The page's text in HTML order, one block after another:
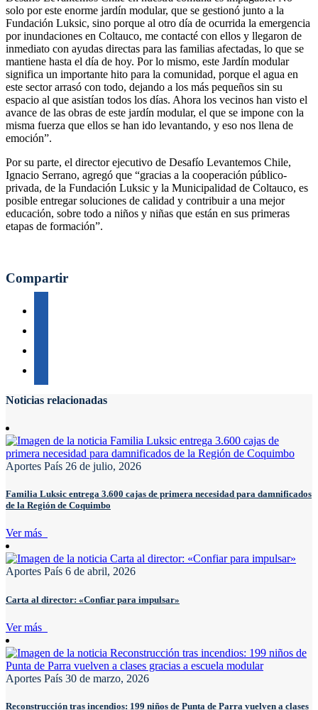
solo por este enorme jardín modular, que se gestionó junto a la
Fundación Luksic, sino porque al otro día de ocurrida la emergencia
por inundaciones en Coltauco, me contacté con ellos y llegaron de
inmediato con ayudas directas para las familias afectadas, lo que se
mantiene hasta el día de hoy. Por lo mismo, este Jardín modular
significa un importante hito para la comunidad, porque el agua en
este sector arrasó con todo, dejando a los más pequeños sin su
espacio al que asistían todos los días. Ahora los vecinos han visto el
avance de las obras de este jardín modular, el que se impone con la
misma fuerza que ellos se han ido levantando, y eso nos llena de
emoción”.
Por su parte, el director ejecutivo de Desafío Levantemos Chile,
Ignacio Serrano, agregó que “gracias a la cooperación público-
privada, de la Fundación Luksic y la Municipalidad de Coltauco, es
posible entregar soluciones de calidad y contribuir a una mejor
educación, sobre todo a niños y niñas que están en sus primeras
etapas de formación”.
Compartir
Noticias relacionadas
Aportes País 26 de julio, 2026
Familia Luksic entrega 3.600 cajas de primera necesidad para damnificados
de la Región de Coquimbo
Ver más
Aportes País 6 de abril, 2026
Carta al director: «Confiar para impulsar»
Ver más
Aportes País 30 de marzo, 2026
Reconstrucción tras incendios: 199 niños de Punta de Parra vuelven a clases